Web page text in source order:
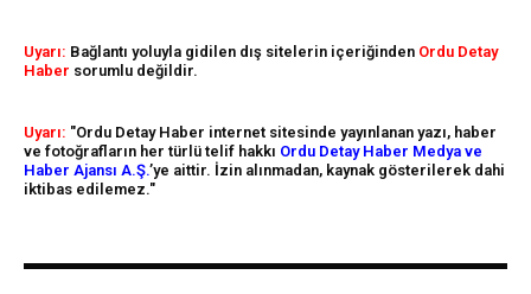
Uyarı: Bağlantı yoluyla gidilen dış sitelerin içeriğinden Ordu Detay
Haber sorumlu değildir.
Uyarı: "Ordu Detay Haber internet sitesinde yayınlanan yazı, haber
ve fotoğrafların her türlü telif hakkı Ordu Detay Haber Medya ve
Haber Ajansı A.Ş.’ye aittir. İzin alınmadan, kaynak gösterilerek dahi
iktibas edilemez."